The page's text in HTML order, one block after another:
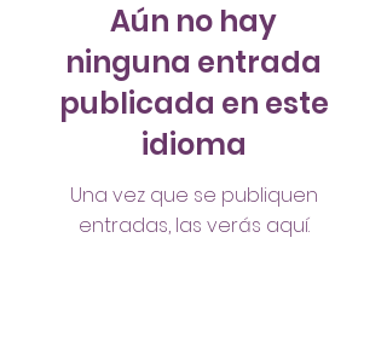
Aún no hay
ninguna entrada
publicada en este
idioma
Una vez que se publiquen
entradas, las verás aquí.